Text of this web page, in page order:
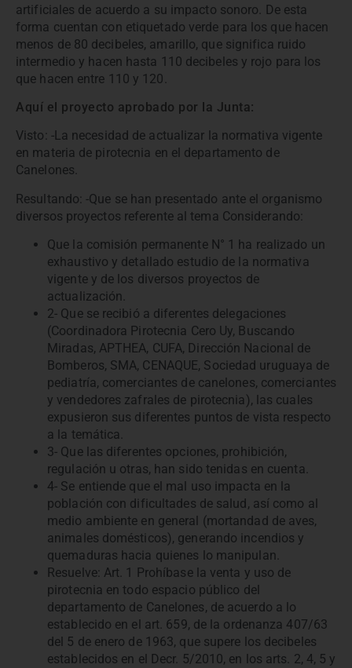
artificiales de acuerdo a su impacto sonoro. De esta
forma cuentan con etiquetado verde para los que hacen
menos de 80 decibeles, amarillo, que significa ruido
intermedio y hacen hasta 110 decibeles y rojo para los
que hacen entre 110 y 120.
Aquí el proyecto aprobado por la Junta:
Visto: -La necesidad de actualizar la normativa vigente
en materia de pirotecnia en el departamento de
Canelones.
Resultando: -Que se han presentado ante el organismo
diversos proyectos referente al tema Considerando:
Que la comisión permanente N° 1 ha realizado un
exhaustivo y detallado estudio de la normativa
vigente y de los diversos proyectos de
actualización.
2- Que se recibió a diferentes delegaciones
(Coordinadora Pirotecnia Cero Uy, Buscando
Miradas, APTHEA, CUFA, Dirección Nacional de
Bomberos, SMA, CENAQUE, Sociedad uruguaya de
pediatría, comerciantes de canelones, comerciantes
y vendedores zafrales de pirotecnia), las cuales
expusieron sus diferentes puntos de vista respecto
a la temática.
3- Que las diferentes opciones, prohibición,
regulación u otras, han sido tenidas en cuenta.
4- Se entiende que el mal uso impacta en la
población con dificultades de salud, así como al
medio ambiente en general (mortandad de aves,
animales domésticos), generando incendios y
quemaduras hacia quienes lo manipulan.
Resuelve: Art. 1 Prohíbase la venta y uso de
pirotecnia en todo espacio público del
departamento de Canelones, de acuerdo a lo
establecido en el art. 659, de la ordenanza 407/63
del 5 de enero de 1963, que supere los decibeles
establecidos en el Decr. 5/2010, en los arts. 2, 4, 5 y